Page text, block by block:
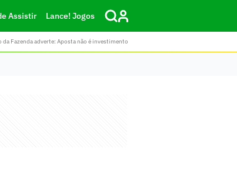
Assistir Lance! Jogos
Fazenda adverte: Aposta não é investimento